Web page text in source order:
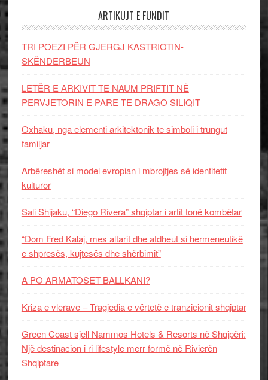
ARTIKUJT E FUNDIT
TRI POEZI PËR GJERGJ KASTRIOTIN-
SKËNDERBEUN
LETËR E ARKIVIT TE NAUM PRIFTIT NË
PERVJETORIN E PARE TE DRAGO SILIQIT
Oxhaku, nga elementi arkitektonik te simboli i trungut
familjar
Arbëreshët si model evropian i mbrojtjes së identitetit
kulturor
Sali Shijaku, “Diego Rivera” shqiptar i artit tonë kombëtar
“Dom Fred Kalaj, mes altarit dhe atdheut si hermeneutikë
e shpresës, kujtesës dhe shërbimit”
A PO ARMATOSET BALLKANI?
Kriza e vlerave – Tragjedia e vërtetë e tranzicionit shqiptar
Green Coast sjell Nammos Hotels & Resorts në Shqipëri:
Një destinacion i ri lifestyle merr formë në Rivierën
Shqiptare